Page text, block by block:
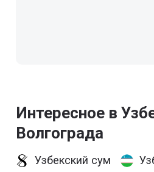
Интересное в
Волгограда
Узбекский сум